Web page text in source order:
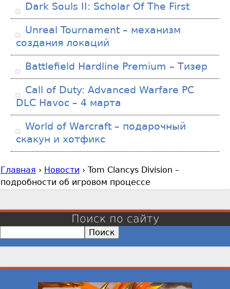
Dark Souls II: Scholar Of The First
Unreal Tournament – механизм
создания локаций
Battlefield Hardline Premium – Тизер
Call of Duty: Advanced Warfare PC
DLC Havoc – 4 марта
World of Warcraft – подарочный
скакун и хотфикс
В
ы
с
Главная › Новости › Tom Clancys Division –
подробности об игровом процессе
Поиск по сайту
о
с